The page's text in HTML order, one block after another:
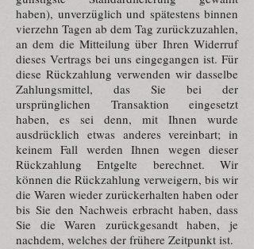
haben), unverzüglich und spätestens binnen
vierzehn Tagen ab dem Tag zurückzuzahlen,
an dem die Mitteilung über Ihren Widerruf
dieses Vertrags bei uns eingegangen ist. Für
diese Rückzahlung verwenden wir dasselbe
Zahlungsmittel, das Sie bei der
ursprünglichen Transaktion eingesetzt
haben, es sei denn, mit Ihnen wurde
ausdrücklich etwas anderes vereinbart; in
keinem Fall werden Ihnen wegen dieser
Rückzahlung Entgelte berechnet. Wir
können die Rückzahlung verweigern, bis wir
die Waren wieder zurückerhalten haben oder
bis Sie den Nachweis erbracht haben, dass
Sie die Waren zurückgesandt haben, je
nachdem, welches der frühere Zeitpunkt ist.